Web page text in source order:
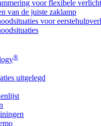
voor flexibele
van de juiste zaklamp
voor
®
uitgelegd